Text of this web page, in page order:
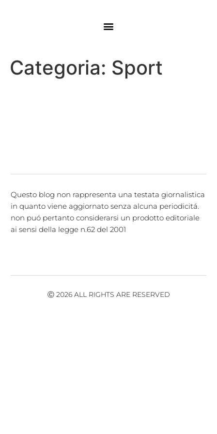
Categoria: Sport
Questo blog non rappresenta una testata giornalistica
in quanto viene aggiornato senza alcuna periodicitá.
non puó pertanto considerarsi un prodotto editoriale
ai sensi della legge n.62 del 2001
Ⓒ 2026 ALL RIGHTS ARE RESERVED